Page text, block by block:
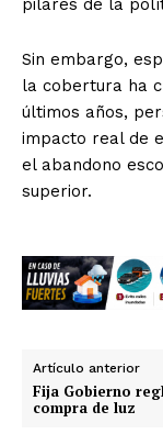
pilares de la
Sin embargo,
la cobertura ha
últimos años,
impacto real de
el abandono
superior.
Artículo anterior
Fija Gobierno
compra de luz